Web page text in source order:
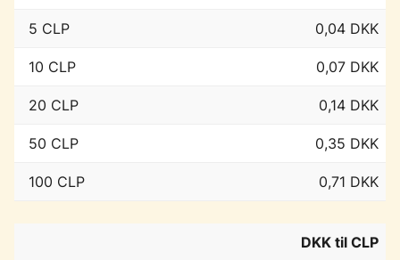
5 CLP 0,04 DKK
10 CLP 0,07 DKK
20 CLP 0,14 DKK
50 CLP 0,35 DKK
100 CLP 0,71 DKK
DKK til CLP